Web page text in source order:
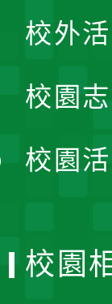
校外
校園
校園
校園